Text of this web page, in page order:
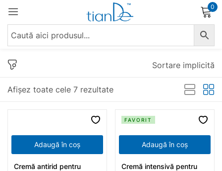
0
Afișez toate cele 7 rezultate
Sortare implicită
Adaugă în coș
Cremă antirid pentru
Adaugă în coș
FAVORIT
Cremă intensivă pentru
Conectare
Reține parola Ai uitat parola?